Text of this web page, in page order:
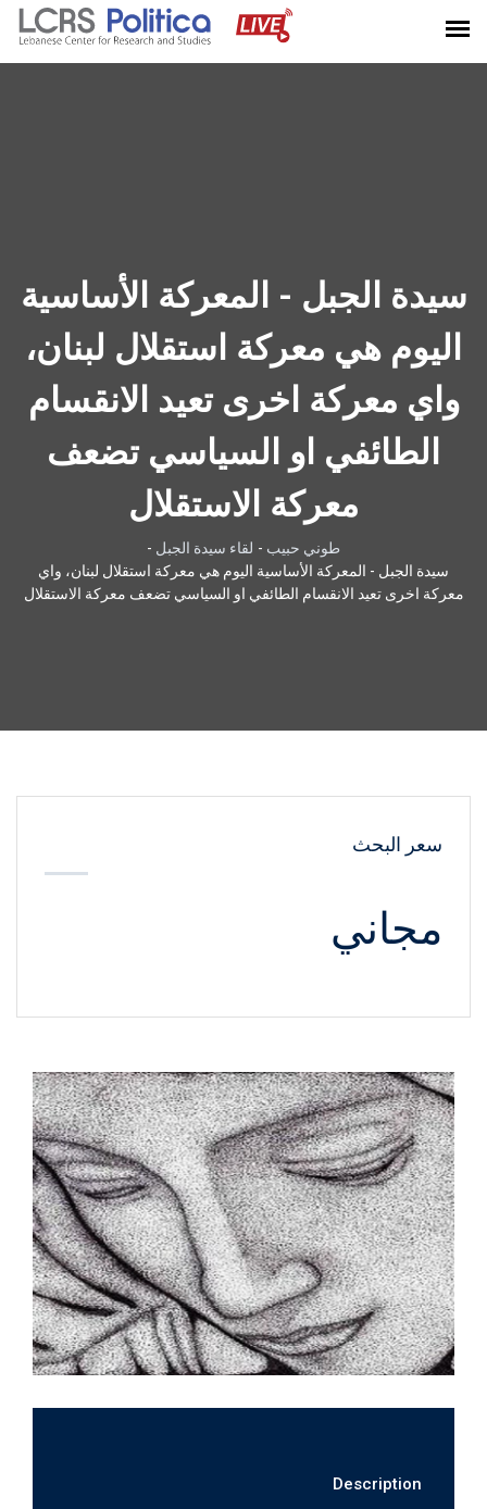
سيدة الجبل - المعركة الأساسية
اليوم هي معركة استقلال لبنان،
واي معركة اخرى تعيد الانقسام
الطائفي او السياسي تضعف
معركة الاستقلال
طوني حبيب - لقاء سيدة الجبل -
سيدة الجبل - المعركة الأساسية اليوم هي معركة استقلال لبنان، واي
معركة اخرى تعيد الانقسام الطائفي او السياسي تضعف معركة الاستقلال
سعر البحث
مجاني
Description